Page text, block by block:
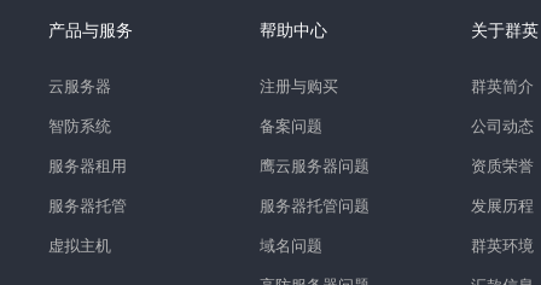
产品与服务
云服务器
智防系统
服务器租用
服务器托管
虚拟主机
帮助中心
注册与购买
备案问题
鹰云服务器问题
服务器托管问题
域名问题
关于群英
群英简介
公司动态
资质荣誉
发展历程
群英环境